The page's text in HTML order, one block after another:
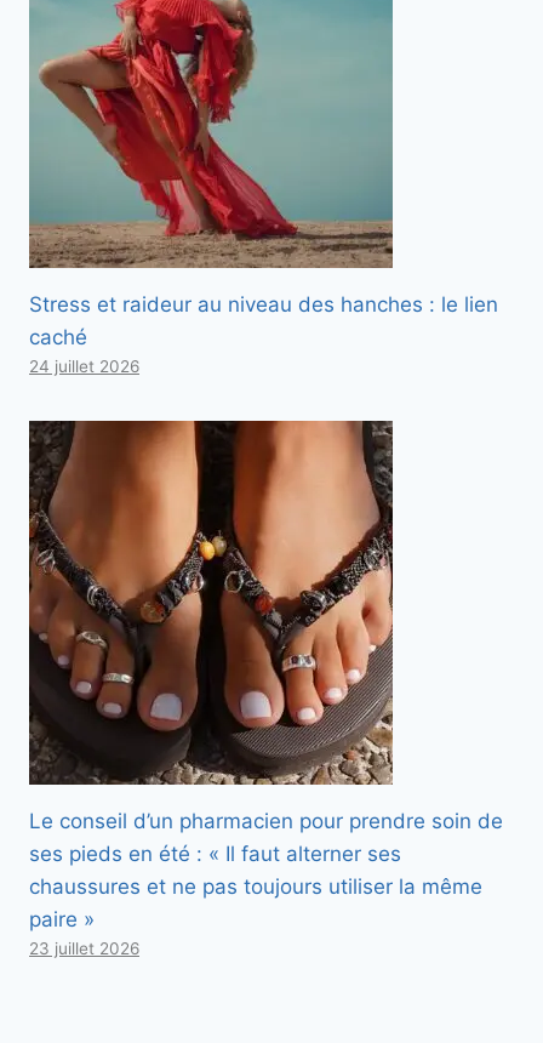
Stress et raideur au niveau des hanches : le lien
caché
24 juillet 2026
Le conseil d’un pharmacien pour prendre soin de
ses pieds en été : « Il faut alterner ses
chaussures et ne pas toujours utiliser la même
paire »
23 juillet 2026